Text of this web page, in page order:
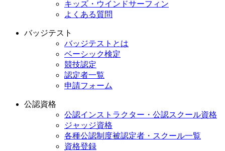
キッズ・ウインドサーフィン
よくある質問
バッジテスト
バッジテストとは
ベーシック検定
競技認定
認定者一覧
申請フォーム
公認資格
公認インストラクター・公認スクール資格
ジャッジ資格
各種公認制度被認定者・スクール一覧
資格登録